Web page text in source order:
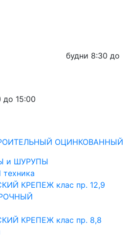
будни 8:30 до
до 15:00
ОЦИНКОВАННЫЙ
и ШУРУПЫ
КРЕПЕЖ клас пр. 12,9
КРЕПЕЖ клас пр. 8,8